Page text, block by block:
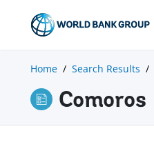
Home Search Results